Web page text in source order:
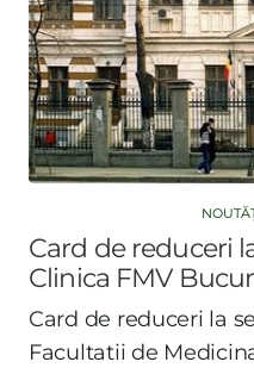
Card de reduceri
Clinica FMV
Card de reduceri la
Facultatii de